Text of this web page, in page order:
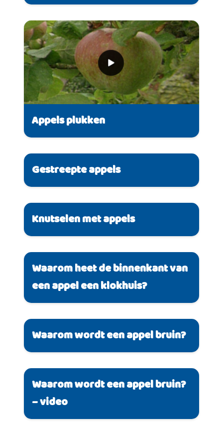
Appels plukken
Gestreepte appels
Knutselen met appels
Waarom heet de binnenkant van
een appel een klokhuis?
Waarom wordt een appel bruin?
Waarom wordt een appel bruin?
– video